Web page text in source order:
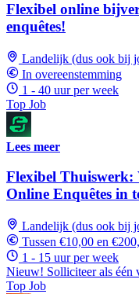
Flexibel online
enquêtes!
Landelijk (dus ook bij
In overeenstemming
1 - 40 uur per week
Top Job
Lees meer
Flexibel Thuiswerk:
Online Enquêtes in
Landelijk (dus ook bij
Tussen €10,00 en
1 - 15 uur per week
Nieuw! Solliciteer als één
Top Job